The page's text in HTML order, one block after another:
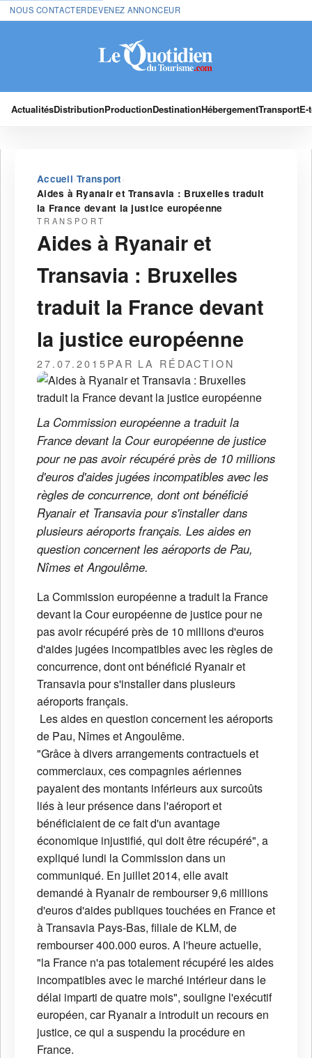
NOUS CONTACTERDEVENEZ ANNONCEUR
ActualitésDistributionProductionDestinationHébergementTransport
Accueil›Transport ›
Aides à Ryanair et Transavia : Bruxelles traduit
la France devant la justice européenne
TRANSPORT
Aides à Ryanair et
Transavia : Bruxelles
traduit la France devant
la justice européenne
27.07.2015PAR LA RÉDACTION
La Commission européenne a traduit la
France devant la Cour européenne de justice
pour ne pas avoir récupéré près de 10 millions
d'euros d'aides jugées incompatibles avec les
règles de concurrence, dont ont bénéficié
Ryanair et Transavia pour s'installer dans
plusieurs aéroports français. Les aides en
question concernent les aéroports de Pau,
Nîmes et Angoulême.
La Commission européenne a traduit la France
devant la Cour européenne de justice pour ne
pas avoir récupéré près de 10 millions d'euros
d'aides jugées incompatibles avec les règles de
concurrence, dont ont bénéficié Ryanair et
Transavia pour s'installer dans plusieurs
aéroports français.
Les aides en question concernent les aéroports
de Pau, Nîmes et Angoulême.
"Grâce à divers arrangements contractuels et
commerciaux, ces compagnies aériennes
payaient des montants inférieurs aux surcoûts
liés à leur présence dans l'aéroport et
bénéficiaient de ce fait d'un avantage
économique injustifié, qui doit être récupéré", a
expliqué lundi la Commission dans un
communiqué. En juillet 2014, elle avait
demandé à Ryanair de rembourser 9,6 millions
d'euros d'aides publiques touchées en France et
à Transavia Pays-Bas, filiale de KLM, de
rembourser 400.000 euros. A l'heure actuelle,
"la France n'a pas totalement récupéré les aides
incompatibles avec le marché intérieur dans le
délai imparti de quatre mois", souligne l'exécutif
européen, car Ryanair a introduit un recours en
justice, ce qui a suspendu la procédure en
France.